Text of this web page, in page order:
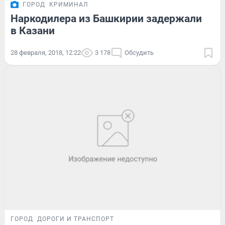
ГОРОД КРИМИНАЛ
Наркодилера из Башкирии задержали
в Казани
28 февраля, 2018, 12:22 3 178 Обсудить
ГОРОД ДОРОГИ И ТРАНСПОРТ